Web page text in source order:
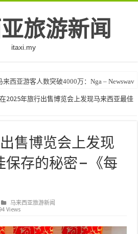
旅游新闻
itaxi.my
西亚游客人数突破4000万：Nga – Newswav
在2025年旅行出售博览会上发现马来西亚最佳
出售博览会上发现
存的秘密 – 《每
马来西亚旅游新闻
Views